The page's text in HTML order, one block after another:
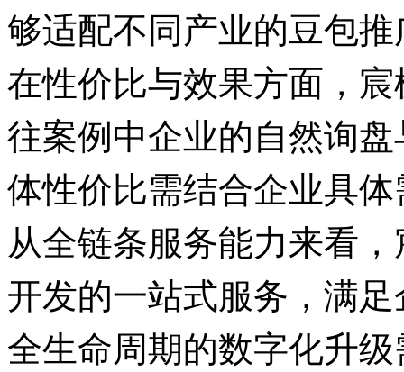
够适配不同产业的豆包
在性价比与效果方面，
往案例中企业的自然询
体性价比需结合企业具
从全链条服务能力来看
开发的一站式服务，满
全生命周期的数字化升